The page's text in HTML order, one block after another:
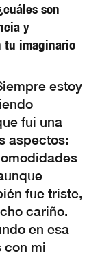
son
y
tu imaginario
estoy
fui una
aspectos:
fue triste,
cariño.
en esa
con mi